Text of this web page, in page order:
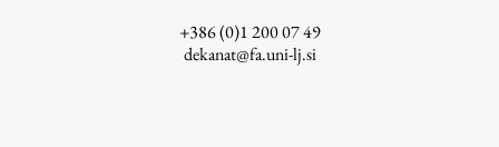
+386 (0)1 200 07 49
dekanat@fa.uni-lj.si